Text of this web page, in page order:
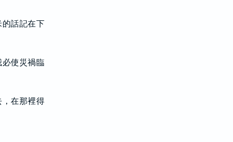
話記在下
使災禍臨
在那裡得